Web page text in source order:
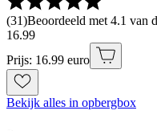
(31)Beoordeeld met 4.1 van
16.99
Prijs: 16.99 euro
Bekijk alles in opbergbox